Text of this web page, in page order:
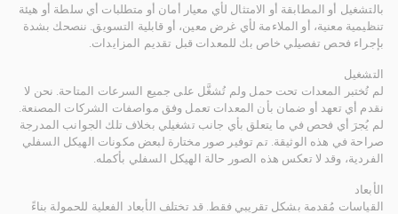
بالتشغيل أو المطابقة أو الامتثال لأي معيار أمان أو متطلبات أي سلطة أو هيئة
تنظيمية معنية، أو الملاءمة لأي غرض معين، أو قابلية التسويق. ننصحك بشدة
بإجراء فحص تفصيلي خاص بك للمعدات قبل تقديم المزايدات.
التشغيل
لم تُختبر المعدات تحت حمل ولم تُشغَّل على جميع السرعات المتاحة. نحن لا
نقدم أي تعهد أو ضمان بأن المعدات تعمل وفق مواصفات الشركات المصنعة.
لم يُجرَ أي فحص في ما يتعلق بأي جانب تشغيلي بخلاف تلك الجوانب المدرجة
صراحة في هذه الوثيقة. تم توفير صور مختارة لبعض مكونات الهيكل السفلي
الفردية، وقد لا تعكس هذه الصور حالة الهيكل السفلي بأكمله.
الأبعاد
القياسات مُقدمة بشكل تقريبي فقط. قد تختلف الأبعاد الفعلية للحمولة بناءً